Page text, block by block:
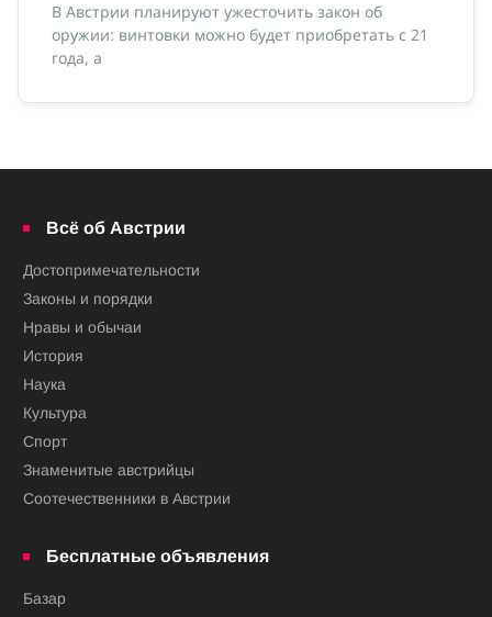
В Австрии планируют ужесточить закон об
оружии: винтовки можно будет приобретать с 21
года, а
Всё об Австрии
Достопримечательности
Законы и порядки
Нравы и обычаи
История
Наука
Культура
Спорт
Знаменитые австрийцы
Соотечественники в Австрии
Бесплатные объявления
Базар